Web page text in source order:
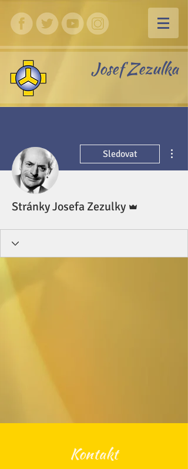
Josef Zezulka
Sledovat
Stránky Josefa Zezulky
Kontakt